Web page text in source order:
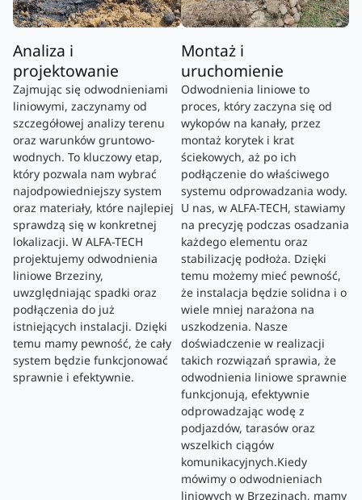
Analiza i
projektowanie
Zajmując się odwodnieniami
liniowymi, zaczynamy od
szczegółowej analizy terenu
oraz warunków gruntowo-
wodnych. To kluczowy etap,
który pozwala nam wybrać
najodpowiedniejszy system
oraz materiały, które najlepiej
sprawdzą się w konkretnej
lokalizacji. W ALFA-TECH
projektujemy odwodnienia
liniowe Brzeziny,
uwzględniając spadki oraz
podłączenia do już
istniejących instalacji. Dzięki
temu mamy pewność, że cały
system będzie funkcjonować
sprawnie i efektywnie.
Montaż i
uruchomienie
Odwodnienia liniowe to
proces, który zaczyna się od
wykopów na kanały, przez
montaż korytek i krat
ściekowych, aż po ich
podłączenie do właściwego
systemu odprowadzania wody.
U nas, w ALFA-TECH, stawiamy
na precyzję podczas osadzania
każdego elementu oraz
stabilizację podłoża. Dzięki
temu możemy mieć pewność,
że instalacja będzie solidna i o
wiele mniej narażona na
uszkodzenia. Nasze
doświadczenie w realizacji
takich rozwiązań sprawia, że
odwodnienia liniowe sprawnie
funkcjonują, efektywnie
odprowadzając wodę z
podjazdów, tarasów oraz
wszelkich ciągów
komunikacyjnych.Kiedy
mówimy o odwodnieniach
liniowych w Brzezinach, mamy